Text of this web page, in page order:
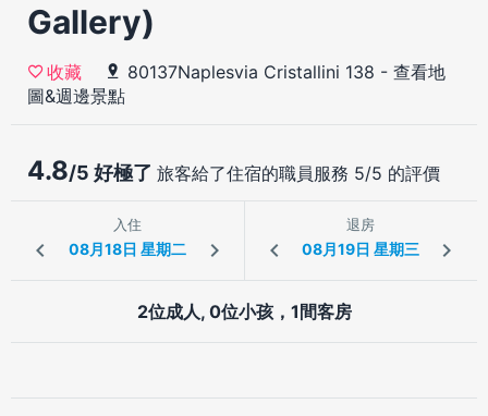
Gallery)
收藏 80137Naplesvia Cristallini 138 - 查看地
圖&週邊景點
4.8/5 好極了 旅客給了住宿的職員服務 5/5 的評價
入住 退房
2位成人, 0位小孩，1間客房